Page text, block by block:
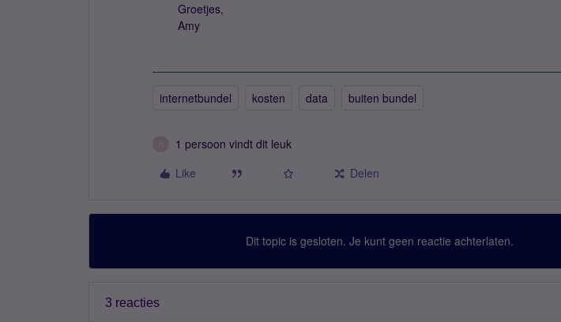
Groetjes,
Amy
internetbundel kosten data buiten bundel
1 persoon vindt dit leuk
Like
Delen
Dit topic is gesloten. Je kunt geen reactie achterlaten.
3 reacties